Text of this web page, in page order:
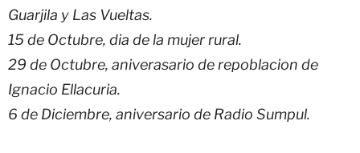
Guarjila y Las Vueltas.
15 de Octubre, dia de la mujer rural.
29 de Octubre, aniverasario de repoblacion de
Ignacio Ellacuria.
6 de Diciembre, aniversario de Radio Sumpul.